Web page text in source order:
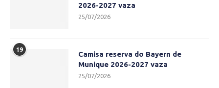
2026-2027 vaza
25/07/2026
19
Camisa reserva do Bayern de
Munique 2026-2027 vaza
25/07/2026